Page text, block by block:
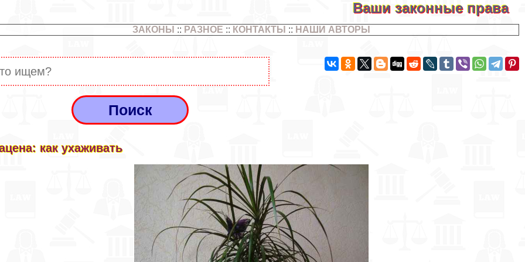
Ваши законные права
ЗАКОНЫ :: РАЗНОЕ :: КОНТАКТЫ :: НАШИ АВТОРЫ
как ухаживать